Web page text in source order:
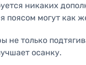
никаких
поясом могут как
не только
осанку.